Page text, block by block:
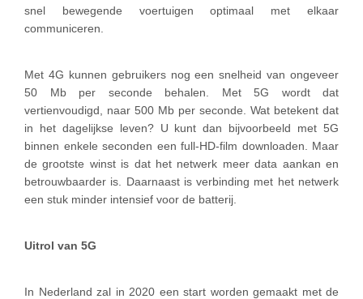
snel bewegende voertuigen optimaal met elkaar
communiceren.
Met 4G kunnen gebruikers nog een snelheid van ongeveer
50 Mb per seconde behalen. Met 5G wordt dat
vertienvoudigd, naar 500 Mb per seconde. Wat betekent dat
in het dagelijkse leven? U kunt dan bijvoorbeeld met 5G
binnen enkele seconden een full-HD-film downloaden. Maar
de grootste winst is dat het netwerk meer data aankan en
betrouwbaarder is. Daarnaast is verbinding met het netwerk
een stuk minder intensief voor de batterij.
Uitrol van 5G
In Nederland zal in 2020 een start worden gemaakt met de